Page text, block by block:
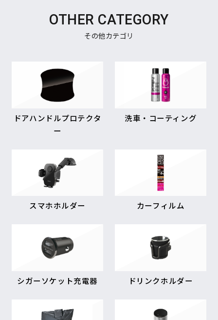
OTHER CATEGORY
その他カテゴリ
ドアハンドルプロテクタ
ー
洗車・コーティング
スマホホルダー カーフィルム
シガーソケット充電器 ドリンクホルダー